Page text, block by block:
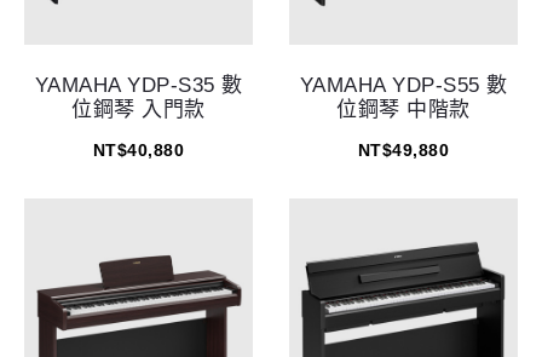
YAMAHA YDP-S35 數
位鋼琴 入門款
NT$40,880
YAMAHA YDP-S55 數
位鋼琴 中階款
NT$49,880